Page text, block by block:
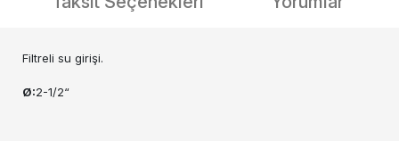
Filtreli su girişi.
Ø:2-1/2“